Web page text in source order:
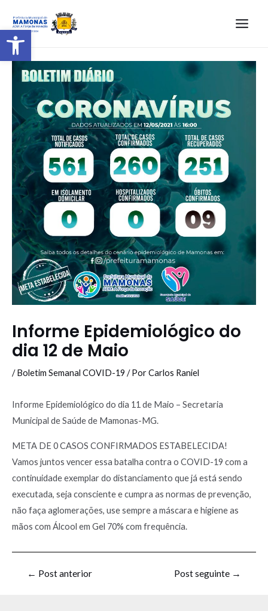
Barra de Ferramentas Aberta
Informe Epidemiológico do
dia 12 de Maio
/Boletim Semanal COVID-19 / PorCarlos Raniel
Informe Epidemiológico do dia 11 de Maio – Secretaria
Municipal de Saúde de Mamonas-MG.
META DE 0 CASOS CONFIRMADOS ESTABELECIDA!
Vamos juntos vencer essa batalha contra o COVID-19 com a
continuidade exemplar do distanciamento que já está sendo
executada, seja consciente e cumpra as normas de prevenção,
não faça aglomerações, use sempre a máscara e higiene as
mãos com Álcool em Gel 70% com frequência.
← Post anterior Post seguinte →